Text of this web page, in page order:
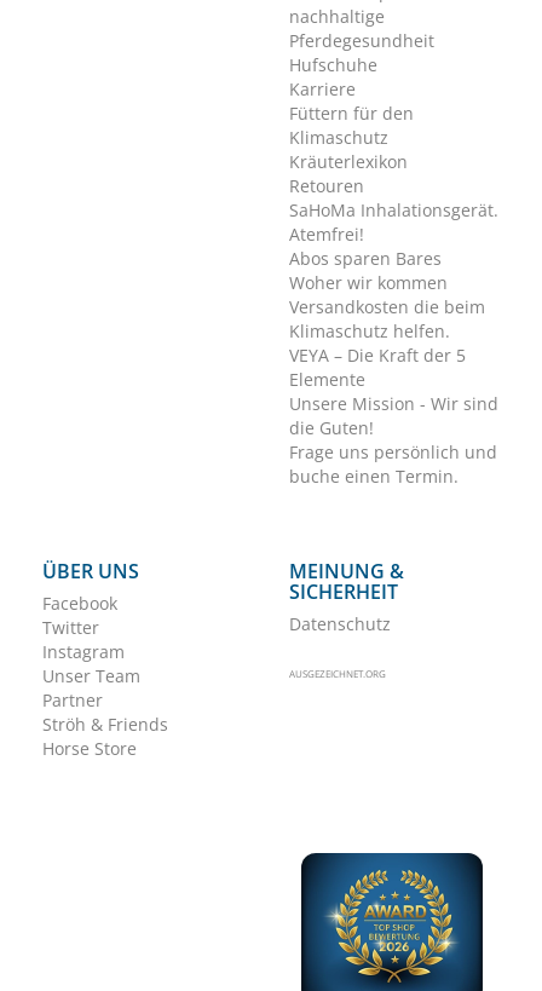
nachhaltige
Pferdegesundheit
Hufschuhe
Karriere
Füttern für den
Klimaschutz
Kräuterlexikon
Retouren
SaHoMa Inhalationsgerät.
Atemfrei!
Abos sparen Bares
Woher wir kommen
Versandkosten die beim
Klimaschutz helfen.
VEYA – Die Kraft der 5
Elemente
Unsere Mission - Wir sind
die Guten!
Frage uns persönlich und
buche einen Termin.
ÜBER UNS
Facebook
Twitter
Instagram
Unser Team
Partner
Ströh & Friends
Horse Store
MEINUNG &
SICHERHEIT
Datenschutz
AUSGEZEICHNET.ORG